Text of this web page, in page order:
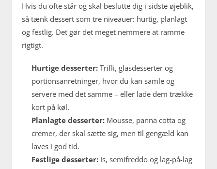
Hvis du ofte står og skal beslutte dig i sidste øjeblik,
så tænk dessert som tre niveauer: hurtig, planlagt
og festlig. Det gør det meget nemmere at ramme
rigtigt.
Hurtige desserter: Trifli, glasdesserter og
portionsanretninger, hvor du kan samle og
servere med det samme – eller lade dem trække
kort på køl.
Planlagte desserter: Mousse, panna cotta og
cremer, der skal sætte sig, men til gengæld kan
laves i god tid.
Festlige desserter: Is, semifreddo og lag-på-lag